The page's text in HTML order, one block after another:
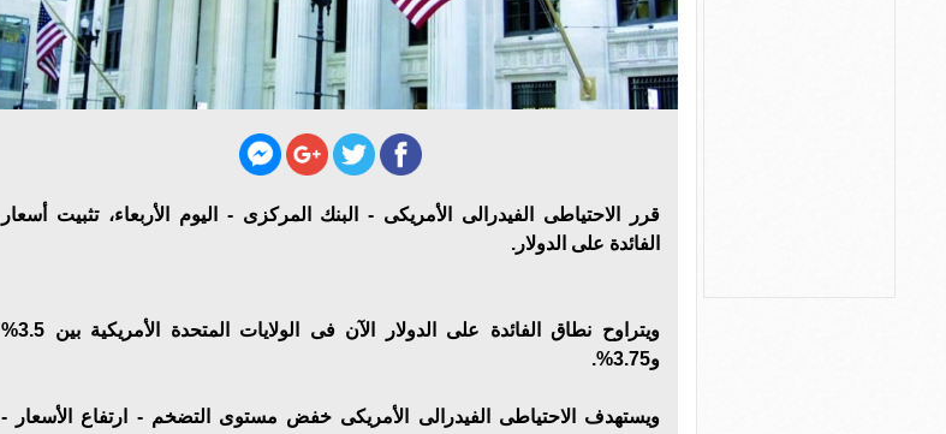
قرر الاحتياطى الفيدرالى الأمريكى - البنك المركزى - اليوم الأربعاء، تثبيت أسعار
الفائدة على الدولار.
ويتراوح نطاق الفائدة على الدولار الآن فى الولايات المتحدة الأمريكية بين 3.5%
و3.75%.
ويستهدف الاحتياطى الفيدرالى الأمريكى خفض مستوى التضخم - ارتفاع الأسعار -